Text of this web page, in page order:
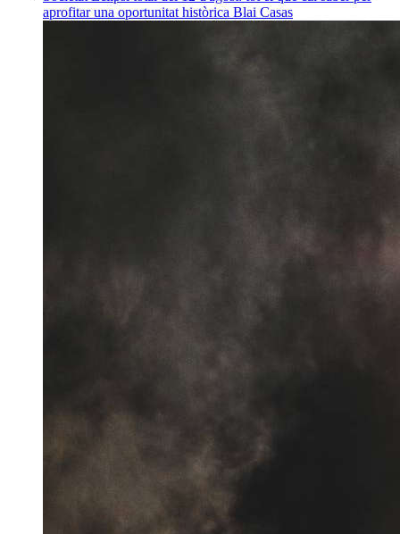
aprofitar una oportunitat històrica Blai Casas